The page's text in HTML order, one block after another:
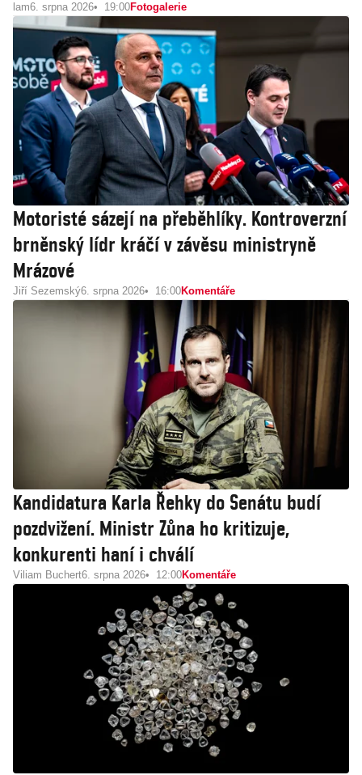
lam6. srpna 2026 19:00Fotogalerie
Motoristé sázejí na přeběhlíky. Kontroverzní
brněnský lídr kráčí v závěsu ministryně
Mrázové
Jiří Sezemský6. srpna 2026 16:00Komentáře
Kandidatura Karla Řehky do Senátu budí
pozdvižení. Ministr Zůna ho kritizuje,
konkurenti haní i chválí
Viliam Buchert6. srpna 2026 12:00Komentáře